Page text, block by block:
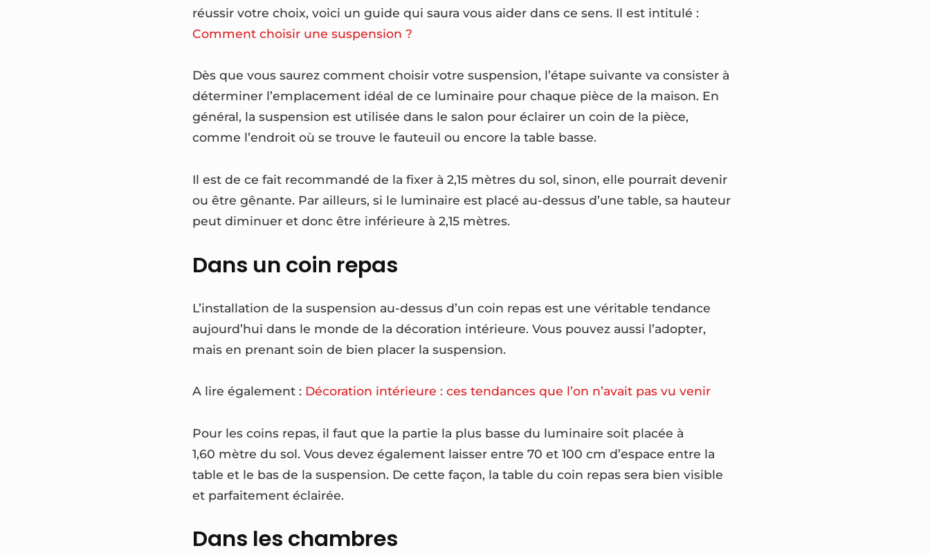
réussir votre choix, voici un guide qui saura vous aider dans ce sens. Il est intitulé :
Comment choisir une suspension ?
Dès que vous saurez comment choisir votre suspension, l’étape suivante va consister à
déterminer l’emplacement idéal de ce luminaire pour chaque pièce de la maison. En
général, la suspension est utilisée dans le salon pour éclairer un coin de la pièce,
comme l’endroit où se trouve le fauteuil ou encore la table basse.
Il est de ce fait recommandé de la fixer à 2,15 mètres du sol, sinon, elle pourrait devenir
ou être gênante. Par ailleurs, si le luminaire est placé au-dessus d’une table, sa hauteur
peut diminuer et donc être inférieure à 2,15 mètres.
Dans un coin repas
L’installation de la suspension au-dessus d’un coin repas est une véritable tendance
aujourd’hui dans le monde de la décoration intérieure. Vous pouvez aussi l’adopter,
mais en prenant soin de bien placer la suspension.
A lire également : Décoration intérieure : ces tendances que l’on n’avait pas vu venir
Pour les coins repas, il faut que la partie la plus basse du luminaire soit placée à
1,60 mètre du sol. Vous devez également laisser entre 70 et 100 cm d’espace entre la
table et le bas de la suspension. De cette façon, la table du coin repas sera bien visible
et parfaitement éclairée.
Dans les chambres